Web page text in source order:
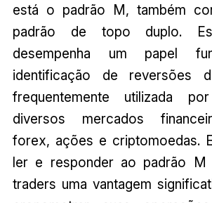
está o padrão M, também
padrão de topo duplo.
desempenha um papel
identificação de reversões
frequentemente utilizada
diversos mercados
forex, ações e criptomoedas.
ler e responder ao padrão
traders uma vantagem